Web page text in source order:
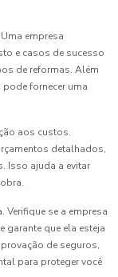
empresa
e casos de sucesso
de reformas. Além
fornecer uma
aos custos.
detalhados,
Isso ajuda a evitar
Verifique se a empresa
que ela esteja
de seguros,
para proteger você